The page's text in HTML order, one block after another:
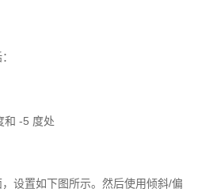
和 -5 度处
设置如下图所示。然后使用倾斜/偏